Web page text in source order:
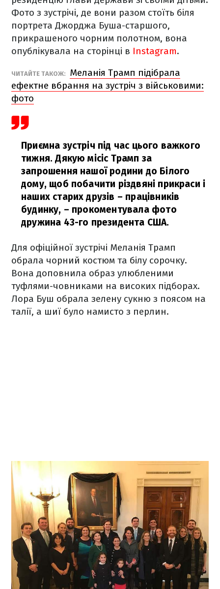
Фото з зустрічі, де вони разом стоїть біля
портрета Джорджа Буша-старшого,
прикрашеного чорним полотном, вона
опублікувала на сторінці в Instagram.
ЧИТАЙТЕ ТАКОЖ:
Меланія Трамп підібрала
ефектне вбрання на зустріч з військовими:
фото
Приємна зустріч під час цього важкого
тижня. Дякую місіс Трамп за
запрошення нашої родини до Білого
дому, щоб побачити різдвяні прикраси і
наших старих друзів – працівників
будинку, – прокоментувала фото
дружина 43-го президента США.
Для офіційної зустрічі Меланія Трамп
обрала чорний костюм та білу сорочку.
Вона доповнила образ улюбленими
туфлями-човниками на високих підборах.
Лора Буш обрала зелену сукню з поясом на
талії, а шиї було намисто з перлин.